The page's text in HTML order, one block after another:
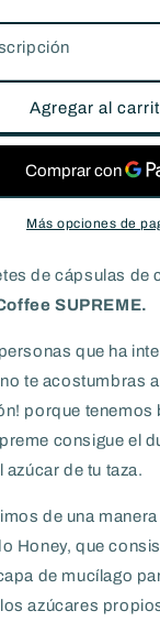
-
100%
x
bimestral
mensual
Agregar al
Más opciones de
de cápsulas de
SUPREME.
que ha
te acostumbras
porque tenemos
consigue el
de tu taza.
de una
Honey, que
de mucílago
azúcares